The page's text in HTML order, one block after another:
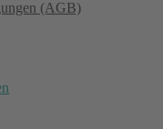
(AGB)